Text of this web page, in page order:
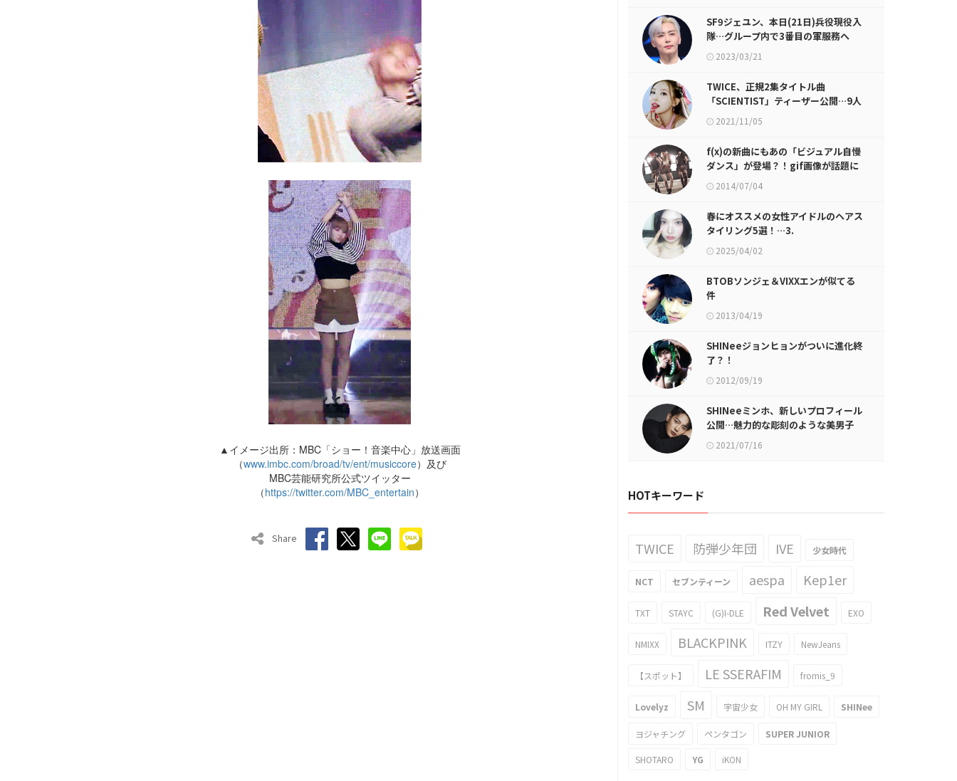
▲イメージ出所：MBC「ショー！音楽中心」放送画面
（www.imbc.com/broad/tv/ent/musiccore）及び
MBC芸能研究所公式ツイッター
（https://twitter.com/MBC_entertain）
Share
SF9ジェユン、本日(21日)兵役現役入
隊…グループ内で3番目の軍服務へ
2023/03/21
TWICE、正規2集タイトル曲
「SCIENTIST」ティーザー公開…9人
9色の輝くビジュアル
2021/11/05
f(x)の新曲にもあの「ビジュアル自慢
ダンス」が登場？！gif画像が話題に
2014/07/04
春にオススメの女性アイドルのヘアス
タイリング5選！…3.
Hearts2Heartsジウ、STAYCユン
のテスルカット
2025/04/02
BTOBソンジェ＆VIXXエンが似てる
件
2013/04/19
SHINeeジョンヒョンがついに進化終
了？！
2012/09/19
SHINeeミンホ、新しいプロフィール
公開…魅力的な彫刻のような美男子
2021/07/16
HOTキーワード
TWICE 防弾少年団 IVE 少女時代
NCT セブンティーン aespa Kep1er
TXT STAYC (G)I-DLE Red Velvet EXO
NMIXX BLACKPINK ITZY NewJeans
【スポット】 LE SSERAFIM fromis_9
Lovelyz SM 宇宙少女 OH MY GIRL SHINee
ヨジャチング ペンタゴン SUPER JUNIOR
SHOTARO YG iKON